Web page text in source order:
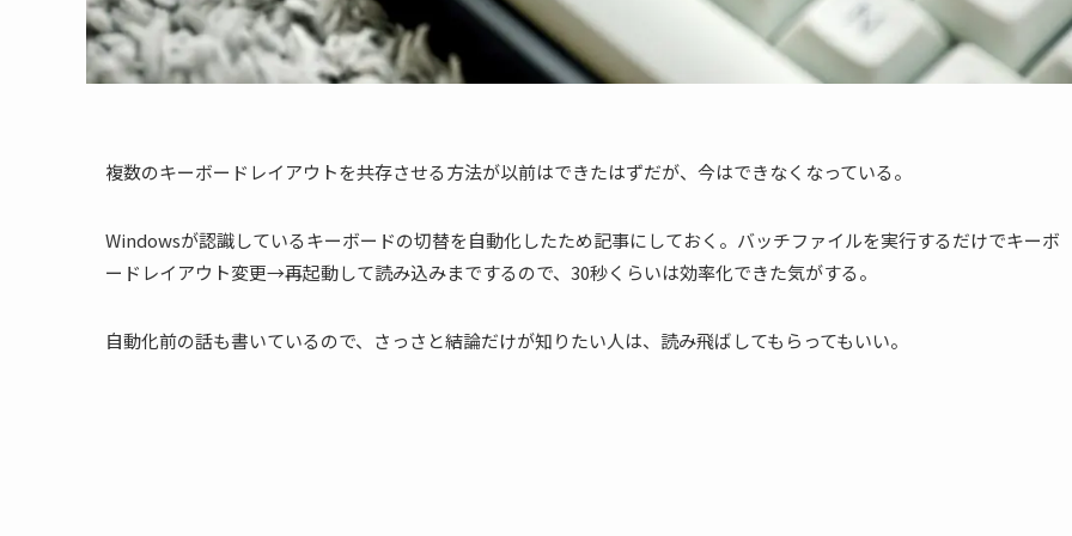
複数のキーボードレイアウトを共存させる方法が以前はできたはずだが、今はできなくなっている。
Windowsが認識しているキーボードの切替を自動化したため記事にしておく。バッチファイルを実行するだけでキーボ
ードレイアウト変更→再起動して読み込みまでするので、30秒くらいは効率化できた気がする。
自動化前の話も書いているので、さっさと結論だけが知りたい人は、読み飛ばしてもらってもいい。